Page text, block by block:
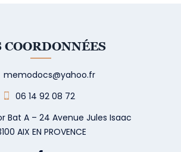
COORDONNÉES
memodocs@yahoo.fr
06 14 92 08 72
Bat A – 24 Avenue Jules Isaac
AIX EN PROVENCE